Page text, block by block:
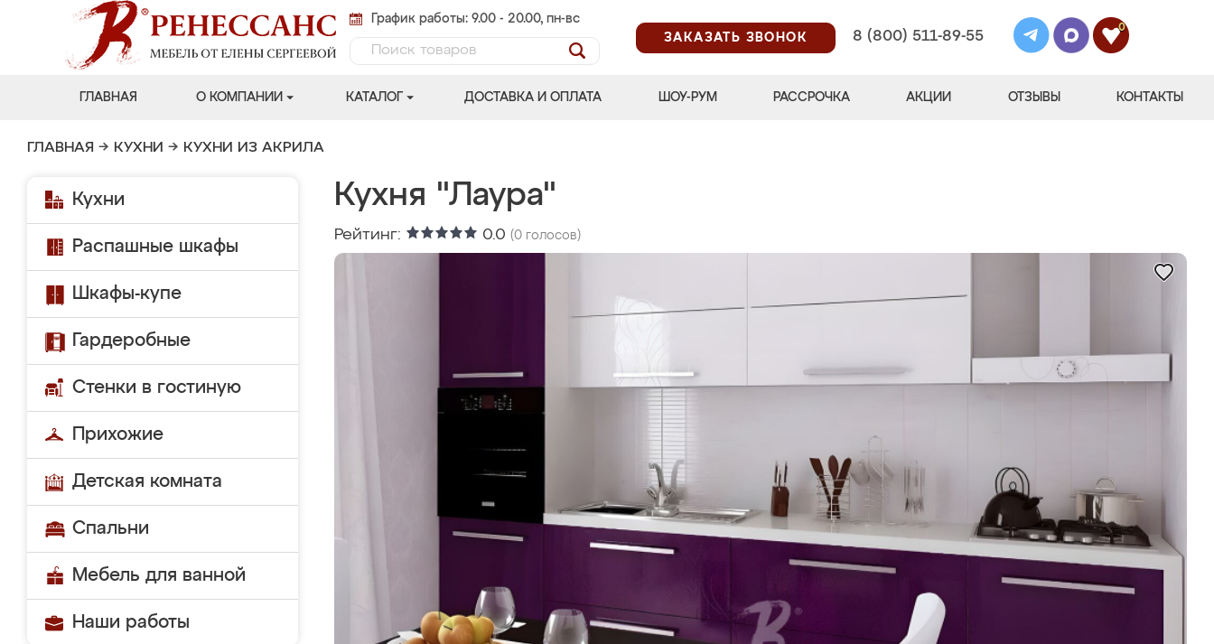
График работы: 9.00 - 20.00, пн-вс
ЗАКАЗАТЬ ЗВОНОК
8 (800) 511-89-55
0
ГЛАВНАЯ О КОМПАНИИ КАТАЛОГ ДОСТАВКА И ОПЛАТА ШОУ-РУМ РАССРОЧКА АКЦИИ ОТЗЫВЫ КОНТАКТЫ
ГЛАВНАЯ → КУХНИ → КУХНИ ИЗ АКРИЛА
Кухни
Распашные шкафы
Шкафы-купе
Гардеробные
Стенки в гостиную
Прихожие
Детская комната
Спальни
Мебель для ванной
Наши работы
Кухня "Лаура"
Рейтинг: 0.0 (0 голосов)